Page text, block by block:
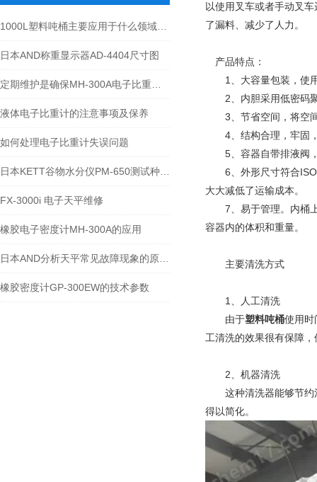
日本AND称重显示器AD-4404尺寸图
液体电子比重计的注意事项及保养
如何处理电子比重计失误问题
FX-3000i 电子天平维修
橡胶电子密度计MH-300A的应用
橡胶密度计GP-300EW的技术参数
以使用叉车或者手动叉
了漏料、减少了人力。
产品特点：
1、大容量包装，使用
2、内胆采用低密码聚
3、节省空间，将空间
4、结构合理，牢固，
5、容器自带排液阀，
6、外形尺寸符合ISO
大大减低了运输成本。
7、易于管理。内桶上
容器内的体积和重量。
主要清洗方式
1、人工清洗
由于塑料吨桶使用时
工清洗的效果很有保障
2、机器清洗
这种清洗器能够节约清
得以简化。